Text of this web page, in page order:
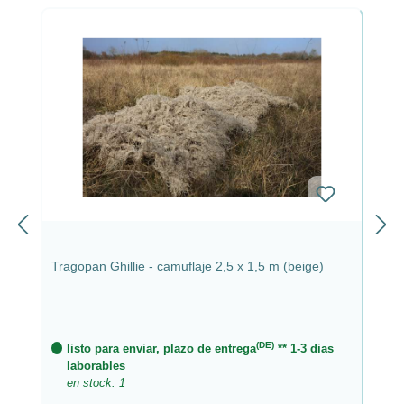
Tragopan Ghillie - camuflaje 2,5 x 1,5 m (beige)
listo para enviar, plazo de entrega(DE) ** 1-3 dias
laborables
en stock: 1